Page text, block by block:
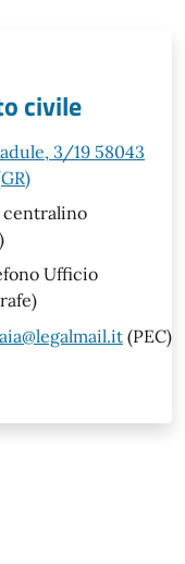
civile
3/19 58043
centralino
Ufficio
(PEC)